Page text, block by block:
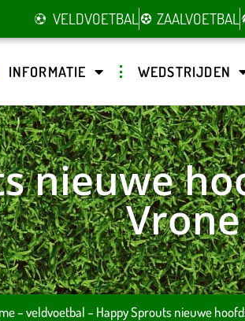
VELDVOETBAL ZAALVOETBAL
INFORMATIE WEDSTRIJDEN
nieuwe
Vrone
–veldvoetbal– Happy Sprouts nieuwe